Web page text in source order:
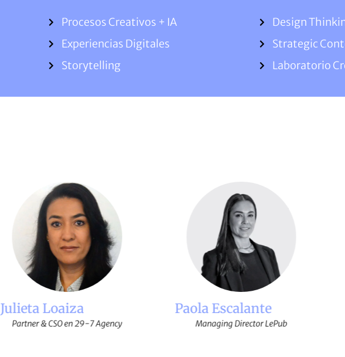
Procesos Creativos + IA
Design
Experiencias Digitales
Strategic
Storytelling Laboratorio
Paola Escalante
Managing Director LePub
Javier Macías
Estratega / Emprendedor /